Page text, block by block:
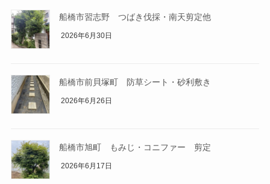
船橋市習志野 つばき伐採・南天剪定他
2026年6月30日
船橋市前貝塚町 防草シート・砂利敷き
2026年6月26日
船橋市旭町 もみじ・コニファー 剪定
2026年6月17日